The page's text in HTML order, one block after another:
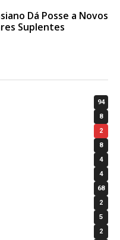
Dá Posse a Novos
Suplentes
94
8
2
8
4
4
68
2
5
2